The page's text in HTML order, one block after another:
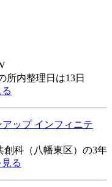
所内整理日は13日
ップ インフィニテ
科（八幡東区）の3年
る